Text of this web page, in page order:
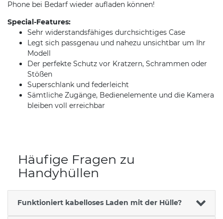
Phone bei Bedarf wieder aufladen können!
Special-Features:
Sehr widerstandsfähiges durchsichtiges Case
Legt sich passgenau und nahezu unsichtbar um Ihr
Modell
Der perfekte Schutz vor Kratzern, Schrammen oder
Stößen
Superschlank und federleicht
Sämtliche Zugänge, Bedienelemente und die Kamera
bleiben voll erreichbar
Häufige Fragen zu
Handyhüllen
Funktioniert kabelloses Laden mit der Hülle?